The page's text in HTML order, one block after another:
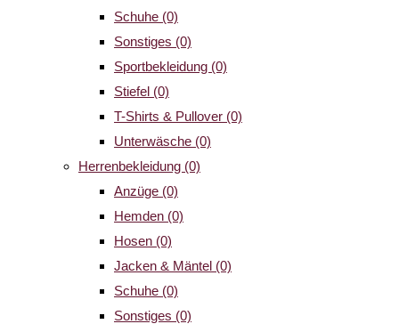
Schuhe (0)
Sonstiges (0)
Sportbekleidung (0)
Stiefel (0)
T-Shirts & Pullover (0)
Unterwäsche (0)
Herrenbekleidung (0)
Anzüge (0)
Hemden (0)
Hosen (0)
Jacken & Mäntel (0)
Schuhe (0)
Sonstiges (0)